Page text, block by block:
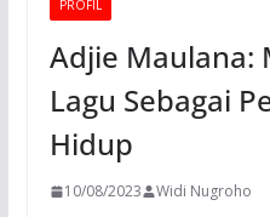
PROFIL
Adjie Maulana:
Lagu Sebagai
Hidup
10/08/2023 Widi Nugroho